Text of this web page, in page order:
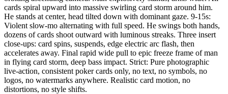
cards spiral upward into massive swirling card storm around him.
He stands at center, head tilted down with dominant gaze. 9-15s:
Violent slow-mo alternating with full speed. He swings both hands,
dozens of cards shoot outward with luminous streaks. Three insert
close-ups: card spins, suspends, edge electric arc flash, then
accelerates away. Final rapid wide pull to epic freeze frame of man
in flying card storm, deep bass impact. Strict: Pure photographic
live-action, consistent poker cards only, no text, no symbols, no
logos, no watermarks anywhere. Realistic card motion, no
distortions, no style shifts.